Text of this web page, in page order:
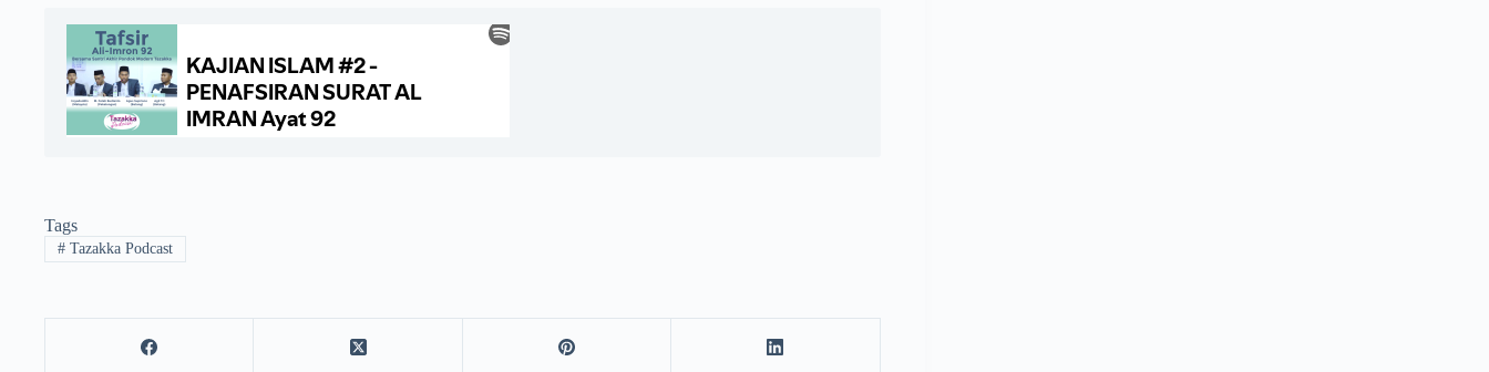
Tags
#Tazakka Podcast